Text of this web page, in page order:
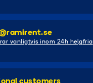
vanligtvis inom 24h helgfria